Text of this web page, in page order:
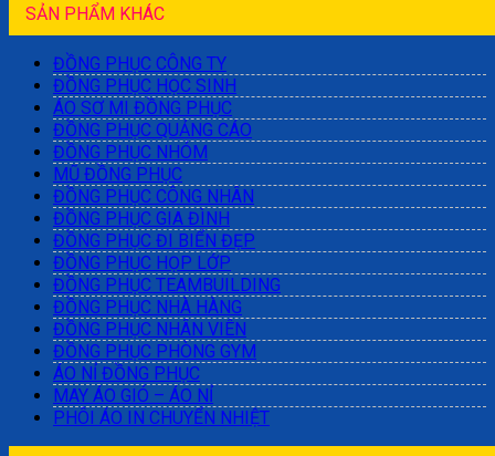
SẢN PHẨM KHÁC
ĐỒNG PHỤC CÔNG TY
ĐỒNG PHỤC HỌC SINH
ÁO SƠ MI ĐỒNG PHỤC
ĐỒNG PHỤC QUẢNG CÁO
ĐỒNG PHỤC NHÓM
MŨ ĐỒNG PHỤC
ĐỒNG PHỤC CÔNG NHÂN
ĐỒNG PHỤC GIA ĐÌNH
ĐỒNG PHỤC ĐI BIỂN ĐẸP
ĐỒNG PHỤC HỌP LỚP
ĐỒNG PHỤC TEAMBUILDING
ĐỒNG PHỤC NHÀ HÀNG
ĐỒNG PHỤC NHÂN VIÊN
ĐỒNG PHỤC PHÒNG GYM
ÁO NỈ ĐỒNG PHỤC
MAY ÁO GIÓ – ÁO NỈ
PHÔI ÁO IN CHUYỂN NHIỆT